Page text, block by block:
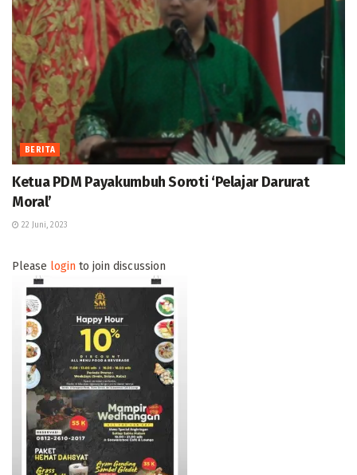
BERITA
Ketua PDM Payakumbuh Soroti ‘Pelajar Darurat
Moral’
22 Juni, 2023
Please login to join discussion